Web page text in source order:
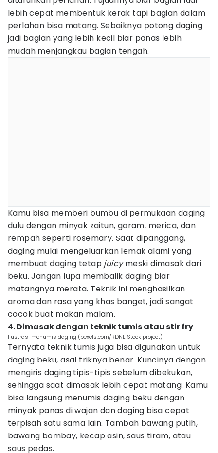
lebih cepat membentuk kerak tapi bagian dalam
perlahan bisa matang. Sebaiknya potong daging
jadi bagian yang lebih kecil biar panas lebih
mudah menjangkau bagian tengah.
Kamu bisa memberi bumbu di permukaan daging
dulu dengan minyak zaitun, garam, merica, dan
rempah seperti rosemary. Saat dipanggang,
daging mulai mengeluarkan lemak alami yang
membuat daging tetap juicymeski dimasak dari
beku. Jangan lupa membalik daging biar
matangnya merata. Teknik ini menghasilkan
aroma dan rasa yang khas banget, jadi sangat
cocok buat makan malam.
4. Dimasak dengan teknik tumis atau stir fry
Ilustrasi menumis daging (pexels.com/RDNE Stock project)
Ternyata teknik tumis juga bisa digunakan untuk
daging beku, asal triknya benar. Kuncinya dengan
mengiris daging tipis-tipis sebelum dibekukan,
sehingga saat dimasak lebih cepat matang. Kamu
bisa langsung menumis daging beku dengan
minyak panas di wajan dan daging bisa cepat
terpisah satu sama lain. Tambah bawang putih,
bawang bombay, kecap asin, saus tiram, atau
saus pedas.